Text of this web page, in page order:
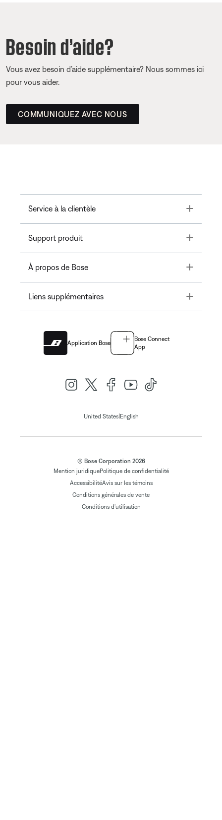
Besoin d’aide?
Vous avez besoin d’aide supplémentaire? Nous sommes ici
pour vous aider.
COMMUNIQUEZ AVEC NOUS
Service à la clientèle Toggle
Support produit Toggle
À propos de Bose Toggle
Liens supplémentaires Toggle
Application Bose
Bose Connect
App
United States| English
© Bose Corporation 2026
Mention juridiquePolitique de confidentialité
AccessibilitéAvis sur les témoins
Conditions générales de vente
Conditions d'utilisation